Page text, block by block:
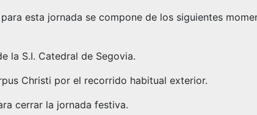
esta jornada se compone de los siguientes
la S.I. Catedral de Segovia.
Christi por el recorrido habitual exterior.
cerrar la jornada festiva.